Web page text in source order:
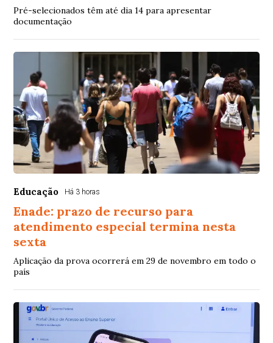
Pré-selecionados têm até dia 14 para apresentar
documentação
Educação Há 3 horas
Enade: prazo de recurso para
atendimento especial termina nesta
sexta
Aplicação da prova ocorrerá em 29 de novembro em todo o
país